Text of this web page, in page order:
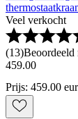
Veel verkocht
(13)Beoordeeld
459.00
Prijs: 459.00